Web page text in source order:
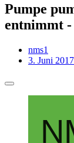
Pumpe
entnimmt -
nms1
3. Juni